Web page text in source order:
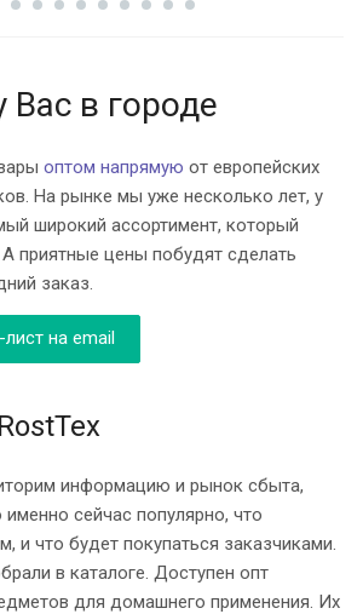
Вас в городе
оптом напрямую от европейских
На рынке мы уже несколько лет, у
широкий ассортимент, который
А приятные цены побудят сделать
заказ.
на email
информацию и рынок сбыта,
сейчас популярно, что
и что будет покупаться заказчиками.
в каталоге. Доступен опт
для домашнего применения. Их